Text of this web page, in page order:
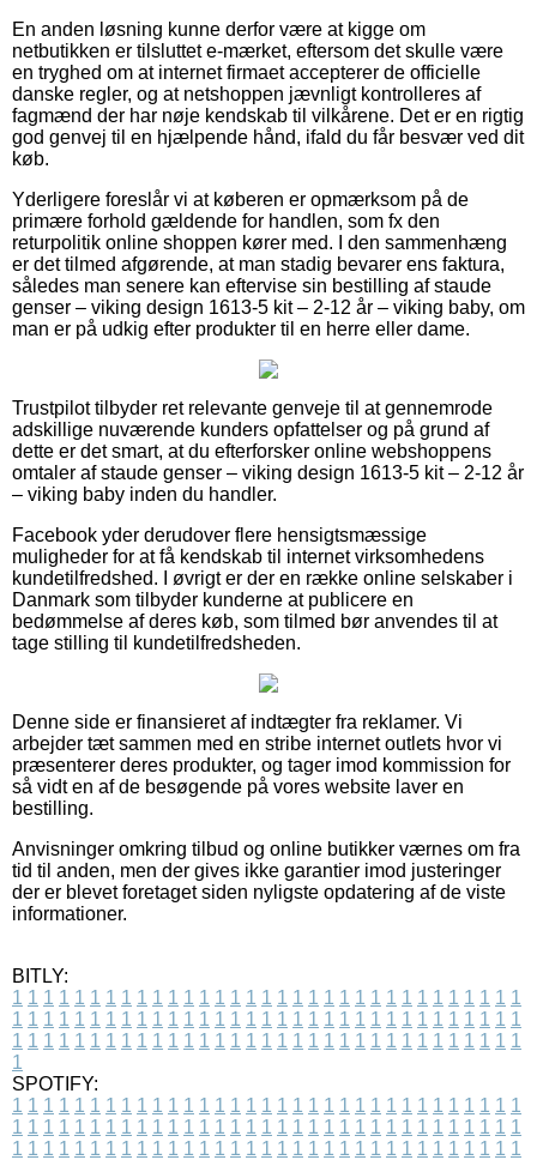
En anden løsning kunne derfor være at kigge om
netbutikken er tilsluttet e-mærket, eftersom det skulle være
en tryghed om at internet firmaet accepterer de officielle
danske regler, og at netshoppen jævnligt kontrolleres af
fagmænd der har nøje kendskab til vilkårene. Det er en rigtig
god genvej til en hjælpende hånd, ifald du får besvær ved dit
køb.
Yderligere foreslår vi at køberen er opmærksom på de
primære forhold gældende for handlen, som fx den
returpolitik online shoppen kører med. I den sammenhæng
er det tilmed afgørende, at man stadig bevarer ens faktura,
således man senere kan eftervise sin bestilling af staude
genser – viking design 1613-5 kit – 2-12 år – viking baby, om
man er på udkig efter produkter til en herre eller dame.
Trustpilot tilbyder ret relevante genveje til at gennemrode
adskillige nuværende kunders opfattelser og på grund af
dette er det smart, at du efterforsker online webshoppens
omtaler af staude genser – viking design 1613-5 kit – 2-12 år
– viking baby inden du handler.
Facebook yder derudover flere hensigtsmæssige
muligheder for at få kendskab til internet virksomhedens
kundetilfredshed. I øvrigt er der en række online selskaber i
Danmark som tilbyder kunderne at publicere en
bedømmelse af deres køb, som tilmed bør anvendes til at
tage stilling til kundetilfredsheden.
Denne side er finansieret af indtægter fra reklamer. Vi
arbejder tæt sammen med en stribe internet outlets hvor vi
præsenterer deres produkter, og tager imod kommission for
så vidt en af de besøgende på vores website laver en
bestilling.
Anvisninger omkring tilbud og online butikker værnes om fra
tid til anden, men der gives ikke garantier imod justeringer
der er blevet foretaget siden nyligste opdatering af de viste
informationer.
BITLY:
1 1 1 1 1 1 1 1 1 1 1 1 1 1 1 1 1 1 1 1 1 1 1 1 1 1 1 1 1 1 1 1 1
1 1 1 1 1 1 1 1 1 1 1 1 1 1 1 1 1 1 1 1 1 1 1 1 1 1 1 1 1 1 1 1 1
1 1 1 1 1 1 1 1 1 1 1 1 1 1 1 1 1 1 1 1 1 1 1 1 1 1 1 1 1 1 1 1 1
1
SPOTIFY:
1 1 1 1 1 1 1 1 1 1 1 1 1 1 1 1 1 1 1 1 1 1 1 1 1 1 1 1 1 1 1 1 1
1 1 1 1 1 1 1 1 1 1 1 1 1 1 1 1 1 1 1 1 1 1 1 1 1 1 1 1 1 1 1 1 1
1 1 1 1 1 1 1 1 1 1 1 1 1 1 1 1 1 1 1 1 1 1 1 1 1 1 1 1 1 1 1 1 1